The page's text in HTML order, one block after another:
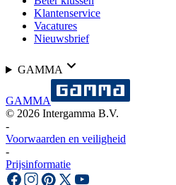
Klantenservice
Vacatures
Nieuwsbrief
GAMMA
GAMMA
© 2026 Intergamma B.V.
-
Voorwaarden en veiligheid
-
Prijsinformatie